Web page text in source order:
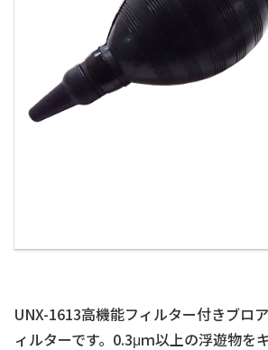
UNX-1613高機能フィルター付きブロ
ィルターです。0.3μｍ以上の浮遊物を